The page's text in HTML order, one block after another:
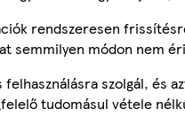
rendszeresen
semmilyen módon nem
szolgál, és
tudomásul vétele